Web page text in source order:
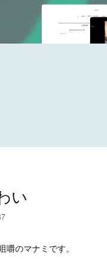
い
嚼のマナミです。